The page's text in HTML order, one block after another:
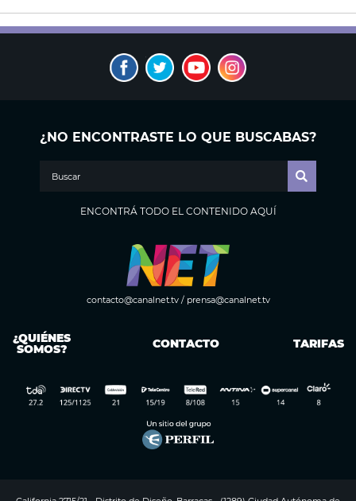
¿NO ENCONTRASTE LO QUE BUSCABAS?
ENCONTRÁ TODO EL CONTENIDO AQUÍ
contacto@canalnet.tv/ prensa@canalnet.tv
¿QUIÉNES
SOMOS? CONTACTO TARIFAS